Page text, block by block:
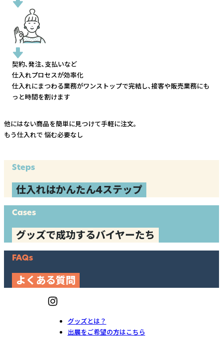
契約、発注、支払いなど
仕入れプロセスが効率化
仕入れにまつわる業務がワンストップで完結し、接客や販売業務にも
っと時間を割けます
他にはない商品を簡単に見つけて手軽に注文。
もう仕入れで 悩む必要なし
Steps
仕入れはかんたん4ステップ
Cases
グッズで成功するバイヤーたち
FAQs
よくある質問
グッズとは？
出展をご希望の方はこちら